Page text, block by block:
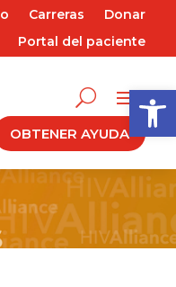
Abrir
Carreras
Donar
Portal del paciente
OBTENER AYUDA